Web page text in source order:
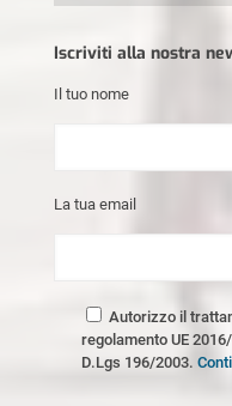
Iscriviti alla nostra
Il tuo nome
La tua email
Autorizzo il
regolamento UE
D.Lgs 196/2003.